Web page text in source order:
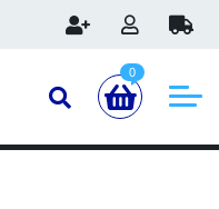
0